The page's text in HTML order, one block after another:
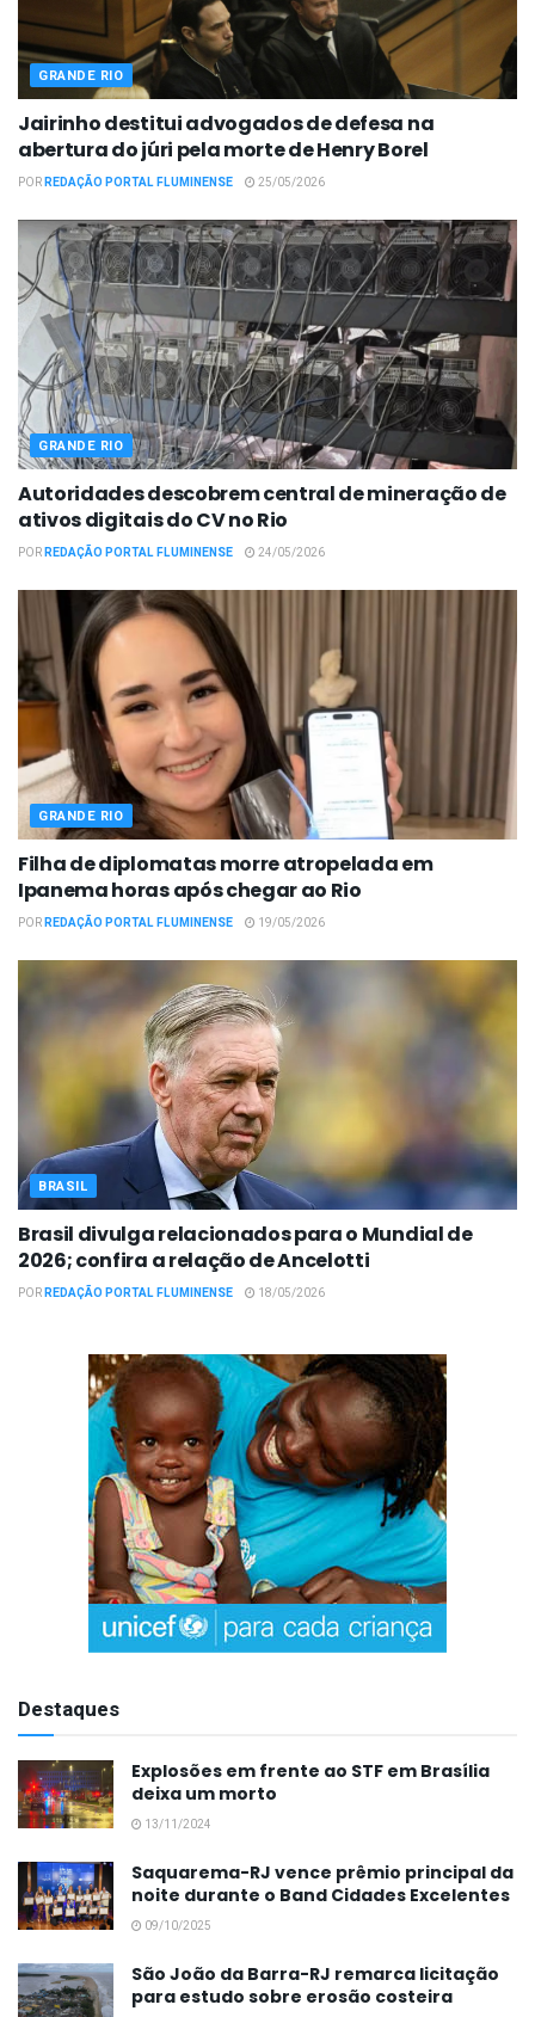
GRANDE RIO
Jairinho destitui advogados de defesa na
abertura do júri pela morte de Henry Borel
PORREDAÇÃO PORTAL FLUMINENSE 25/05/2026
GRANDE RIO
Autoridades descobrem central de mineração de
ativos digitais do CV no Rio
PORREDAÇÃO PORTAL FLUMINENSE 24/05/2026
GRANDE RIO
Filha de diplomatas morre atropelada em
Ipanema horas após chegar ao Rio
PORREDAÇÃO PORTAL FLUMINENSE 19/05/2026
BRASIL
Brasil divulga relacionados para o Mundial de
2026; confira a relação de Ancelotti
PORREDAÇÃO PORTAL FLUMINENSE 18/05/2026
Destaques
Explosões em frente ao STF em Brasília
deixa um morto
13/11/2024
Saquarema-RJ vence prêmio principal da
noite durante o Band Cidades Excelentes
09/10/2025
São João da Barra-RJ remarca licitação
para estudo sobre erosão costeira